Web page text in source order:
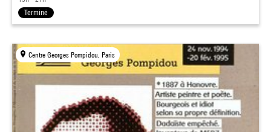
Terminé
Centre Georges Pompidou, Paris